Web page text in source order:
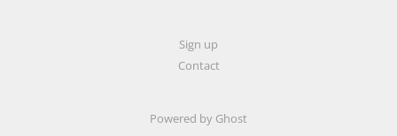
Sign up
Contact
Powered by Ghost